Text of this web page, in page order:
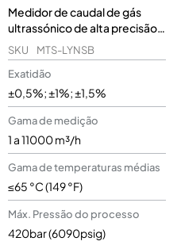
Medidor de caudal de gás
ultrassónico de alta precisão
(MTS-LYNSB)
SKU
MTS-LYNSB
Exatidão
±0,5%; ±1%; ±1,5%
Gama de medição
1 a 11000 m³/h
Gama de temperaturas médias
≤65 °C (149 °F)
Máx. Pressão do processo
420bar (6090psig)